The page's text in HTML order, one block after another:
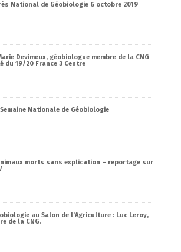
National de Géobiologie 6 octobre 2019
Devimeux, géobiologue membre de la CNG
du 19/20 France 3 Centre
Semaine Nationale de Géobiologie
morts sans explication – reportage sur
au Salon de l’Agriculture : Luc Leroy,
de la CNG.